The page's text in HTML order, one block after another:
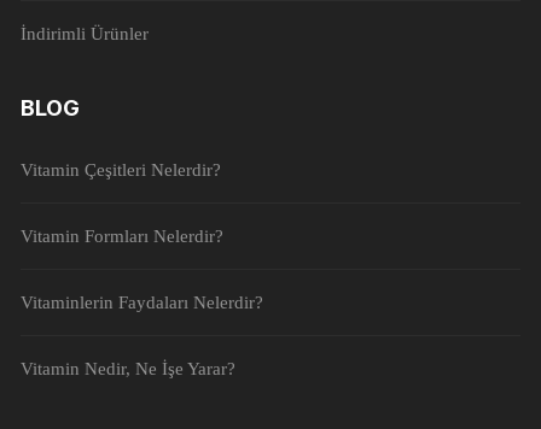
İndirimli Ürünler
BLOG
Vitamin Çeşitleri Nelerdir?
Vitamin Formları Nelerdir?
Vitaminlerin Faydaları Nelerdir?
Vitamin Nedir, Ne İşe Yarar?